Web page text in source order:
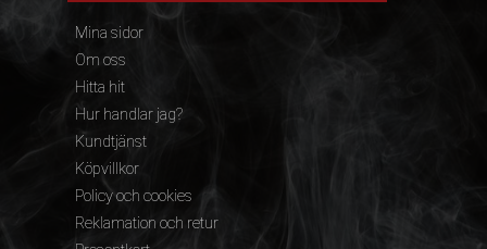
Mina sidor
Om oss
Hitta hit
Hur handlar jag?
Kundtjänst
Köpvillkor
Policy och cookies
Reklamation och retur